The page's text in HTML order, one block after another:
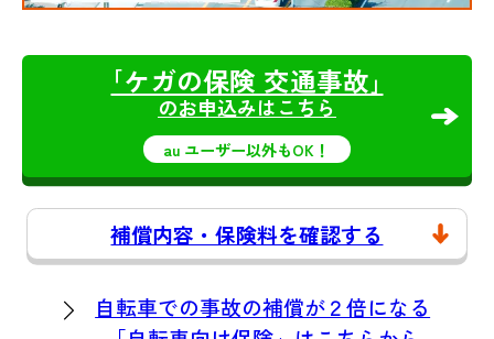
｢ケガの保険 交通事故｣
のお申込みはこちら
au ユーザー以外もOK！
補償内容・保険料を確認する
自転車での事故の補償が２倍になる